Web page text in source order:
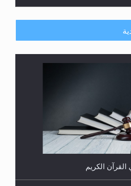
السنة الميلادية أو الهجرية؟
الكريم